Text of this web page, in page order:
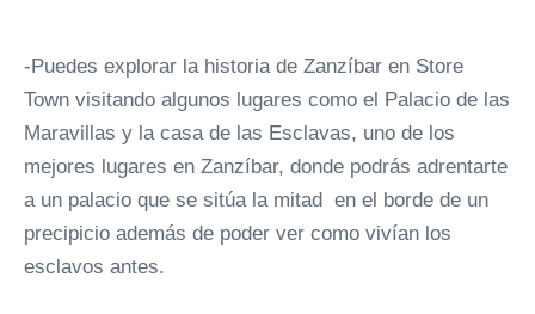
-Puedes explorar la historia de Zanzíbar en Store
Town visitando algunos lugares como el Palacio de las
Maravillas y la casa de las Esclavas, uno de los
mejores lugares en Zanzíbar, donde podrás adrentarte
a un palacio que se sitúa la mitad en el borde de un
precipicio además de poder ver como vivían los
esclavos antes.